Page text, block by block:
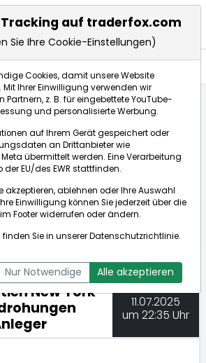
York Schluss: Zolldrohungen ver...
AFX PROFEED
DPA-AFX COMPACT
NEWSBOT
New York
11.07.2025
um 22:35 Uhr
auf traderfox.com
Sie Ihre Cookie-Einstellungen)
Cookies, damit unsere Website
Ihrer Einwilligung verwenden wir
z. B. für eingebettete YouTube-
und personalisierte Werbung.
auf Ihrem Gerät gespeichert oder
an Drittanbieter wie
übermittelt werden. Eine Verarbeitung
EU/des EWR stattfinden.
akzeptieren, ablehnen oder Ihre Auswahl
Einwilligung können Sie jederzeit über die
im Footer widerrufen oder ändern.
Sie in unsererDatenschutzrichtlinie.
Nur Notwendige Alle akzeptieren